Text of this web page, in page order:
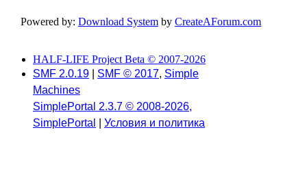
Powered by: Download System by CreateAForum.com
HALF-LIFE Project Beta © 2007-2026
SMF 2.0.19
SMF © 2017, Simple
Machines
SimplePortal 2.3.7 © 2008-2026,
SimplePortal
Условия и политика